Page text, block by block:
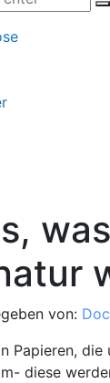
von:
Papieren, die
diese